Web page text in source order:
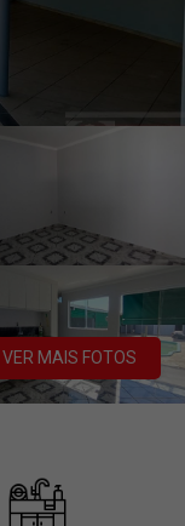
VER MAIS FOTOS